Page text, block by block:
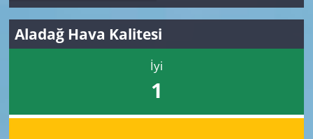
Aladağ Hava Kalitesi
İyi
1